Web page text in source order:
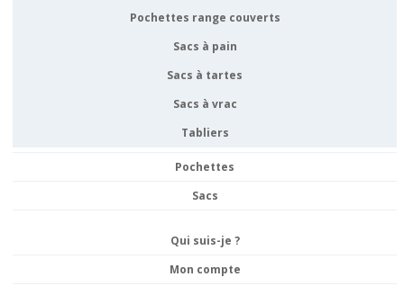
Pochettes range couverts
Sacs à pain
Sacs à tartes
Sacs à vrac
Tabliers
Pochettes
Sacs
Qui suis-je ?
Mon compte